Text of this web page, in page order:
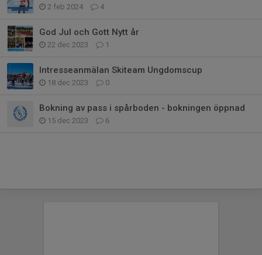
2 feb 2024 4
God Jul och Gott Nytt år
22 dec 2023 1
Intresseanmälan Skiteam Ungdomscup
18 dec 2023 0
Bokning av pass i spårboden - bokningen öppnad
15 dec 2023 6